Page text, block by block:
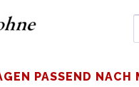
PASSEND NACH